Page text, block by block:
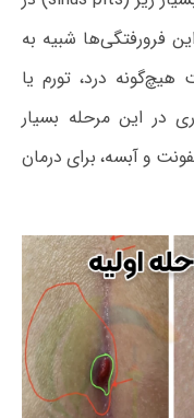
فرورفتگی‌ها شبیه به
درد، تورم یا
در این مرحله بسیار
و آبسه، برای درمان